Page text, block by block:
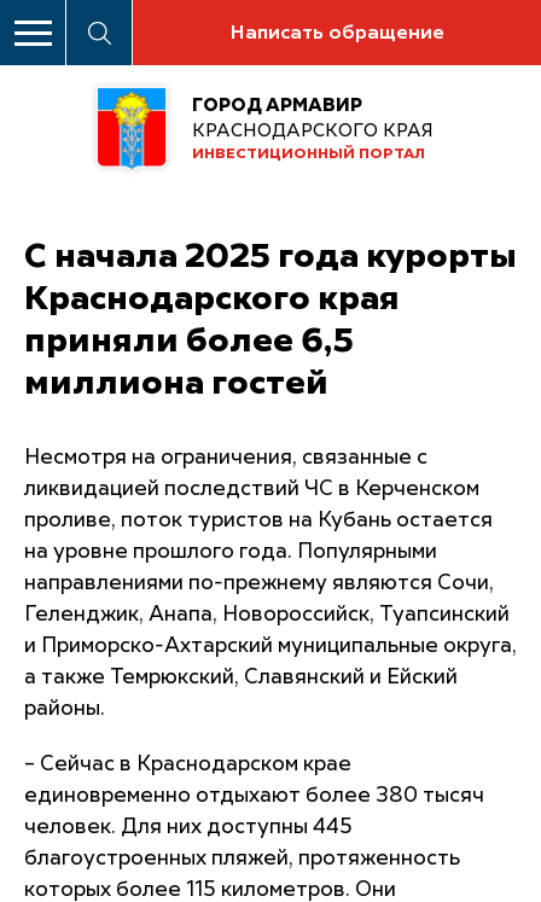
Написать обращение
ГОРОД АРМАВИР
КРАСНОДАРСКОГО КРАЯ
ИНВЕСТИЦИОННЫЙ ПОРТАЛ
С начала 2025 года курорты
Краснодарского края
приняли более 6,5
миллиона гостей
Несмотря на ограничения, связанные с
ликвидацией последствий ЧС в Керченском
проливе, поток туристов на Кубань остается
на уровне прошлого года. Популярными
направлениями по-прежнему являются Сочи,
Геленджик, Анапа, Новороссийск, Туапсинский
и Приморско-Ахтарский муниципальные округа,
а также Темрюкский, Славянский и Ейский
районы.
– Сейчас в Краснодарском крае
единовременно отдыхают более 380 тысяч
человек. Для них доступны 445
благоустроенных пляжей, протяженность
которых более 115 километров. Они